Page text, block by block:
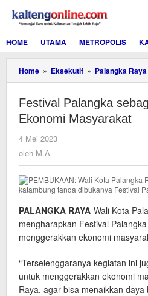
konten
HOME
UTAMA METROPOLIS
Home » Eksekutif » Palangka Raya
Festival Palangka
Ekonomi Masyarakat
4 Mei 2023
oleh M.A
PALANGKA RAYA-Wali Kota
mengharapkan Festival
menggerakkan ekonomi
“Terselenggaranya kegiatan ini
untuk menggerakkan ekonomi
Raya, agar bisa menaikkan daya